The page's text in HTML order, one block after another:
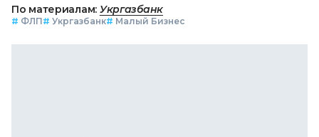
По материалам: Укргазбанк
# ФЛП# Укргазбанк# Малый Бизнес